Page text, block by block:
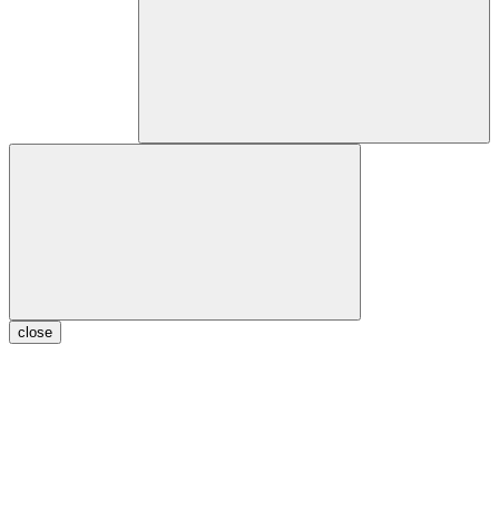
close